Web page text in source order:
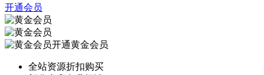
开通会员
开通黄金会员
全站资源折扣购买